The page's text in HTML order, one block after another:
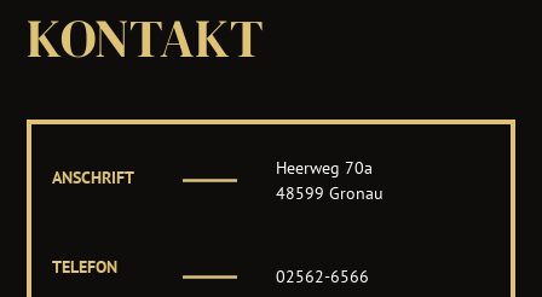
KONTAKT
ANSCHRIFT
Heerweg 70a
48599 Gronau
TELEFON 02562-6566